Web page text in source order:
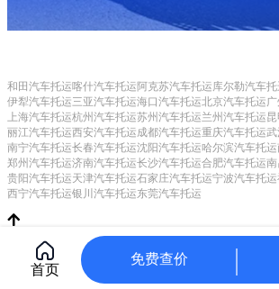
和田汽车托运喀什汽车托运阿克苏汽车托运库尔勒汽车托
伊犁汽车托运三亚汽车托运海口汽车托运北京汽车托运
上海汽车托运杭州汽车托运苏州汽车托运兰州汽车托运
丽江汽车托运西安汽车托运成都汽车托运重庆汽车托运武
南宁汽车托运长春汽车托运沈阳汽车托运哈尔滨汽车托运
郑州汽车托运济南汽车托运长沙汽车托运合肥汽车托运南
贵阳汽车托运天津汽车托运石家庄汽车托运宁波汽车托运
西宁汽车托运银川汽车托运东莞汽车托运
首页
免费查价
Copyright © 常州甲保御网络科技有限公司
苏ICP备17025925号-2苏公网安备
业务经营许可证：苏B2-20190748
平台自律